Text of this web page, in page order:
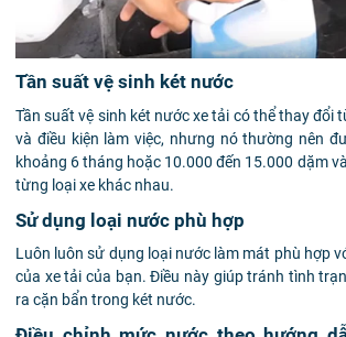
Tần suất vệ sinh két nước
Tần suất vệ sinh két nước xe tải có thể thay đổi
và điều kiện làm việc, nhưng nó thường nên
khoảng 6 tháng hoặc 10.000 đến 15.000 dặm
từng loại xe khác nhau.
Sử dụng loại nước phù hợp
Luôn luôn sử dụng loại nước làm mát phù hợp
của xe tải của bạn. Điều này giúp tránh tình
ra cặn bẩn trong két nước.